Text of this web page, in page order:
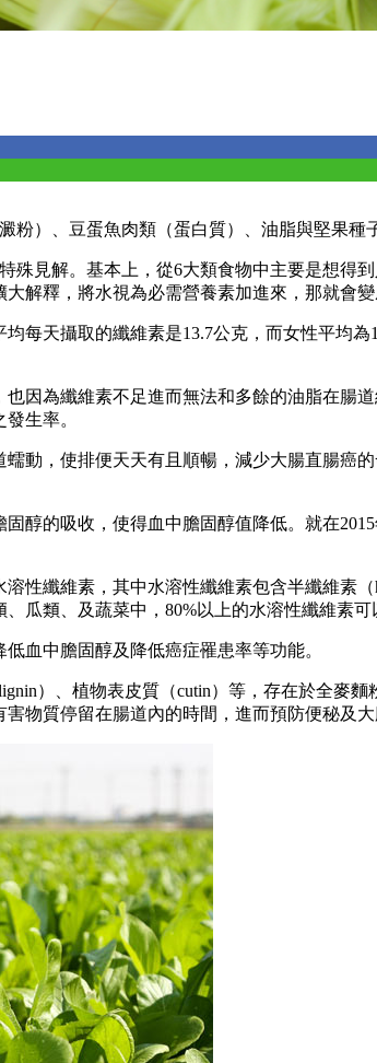
）、豆蛋魚肉類（蛋白質）、油脂與堅果種
見解。基本上，從6大類食物中主要是想得
解釋，將水視為必需營養素加進來，那就會變
每天攝取的纖維素是13.7公克，而女性平均
因為纖維素不足進而無法和多餘的油脂在腸
生率。
動，使排便天天有且順暢，減少大腸直腸癌
醇的吸收，使得血中膽固醇值降低。就在
纖維素，其中水溶性纖維素包含半纖維素（
瓜類、及蔬菜中，80%以上的水溶性纖維素
血中膽固醇及降低癌症罹患率等功能。
）、植物表皮質（cutin）等，存在於全麥
物質停留在腸道內的時間，進而預防便秘及大